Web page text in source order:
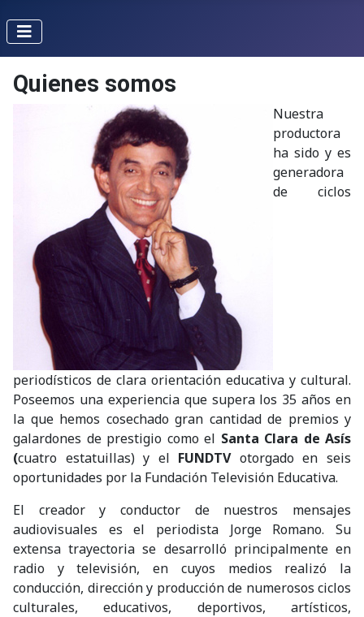
Quienes somos
Nuestra
productora
ha sido y es
generadora
de ciclos
periodísticos de clara orientación educativa y cultural.
Poseemos una experiencia que supera los 35 años en
la que hemos cosechado gran cantidad de premios y
galardones de prestigio como el Santa Clara de Asís
(cuatro estatuillas) y el FUNDTV otorgado en seis
oportunidades por la Fundación Televisión Educativa.
El creador y conductor de nuestros mensajes
audiovisuales es el periodista Jorge Romano. Su
extensa trayectoria se desarrolló principalmente en
radio y televisión, en cuyos medios realizó la
conducción, dirección y producción de numerosos ciclos
culturales, educativos, deportivos, artísticos,